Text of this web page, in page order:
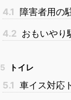
4.1 障害者用の
4.2 おもいやり
5 トイレ
5.1 車イス対応